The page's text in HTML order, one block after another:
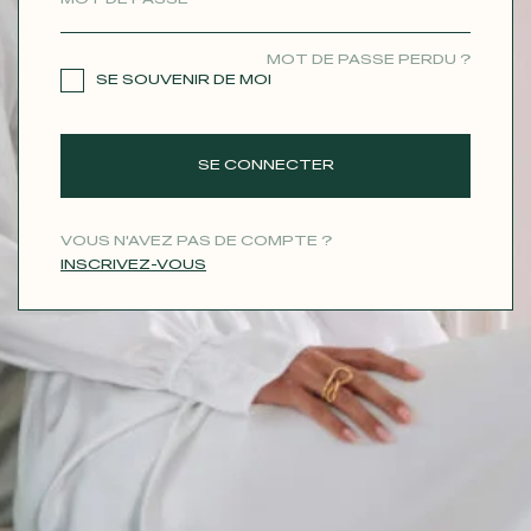
MOT DE PASSE PERDU ?
SE SOUVENIR DE MOI
SE CONNECTER
VOUS N'AVEZ PAS DE COMPTE ?
INSCRIVEZ-VOUS